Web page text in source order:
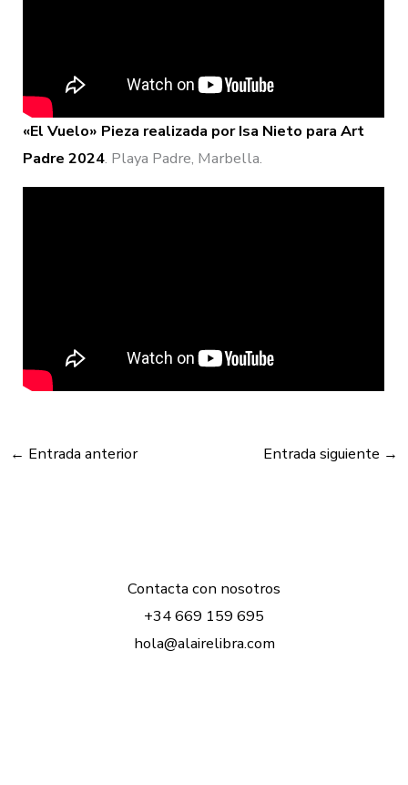
«El Vuelo» Pieza realizada por Isa Nieto para Art
Padre 2024. Playa Padre, Marbella.
← Entrada anterior Entrada siguiente →
Contacta con nosotros
+34 669 159 695
hola@alairelibra.com